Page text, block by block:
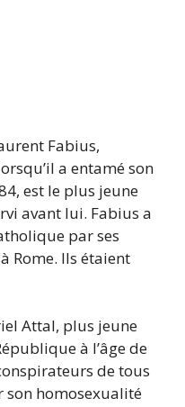
Fabius,
a entamé son
est le plus jeune
avant lui. Fabius a
par ses
Rome. Ils étaient
Attal, plus jeune
à l’âge de
de tous
son homosexualité